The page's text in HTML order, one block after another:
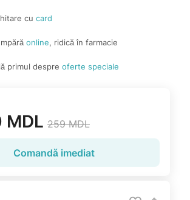
cu card
online, ridică în farmacie
primul despre oferte speciale
MDL 259 MDL
Comandă imediat